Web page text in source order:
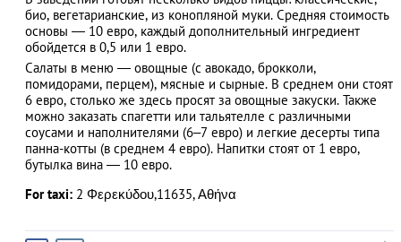
био, вегетарианские, из конопляной муки. Средняя стоимость
основы — 10 евро, каждый дополнительный ингредиент
обойдется в 0,5 или 1 евро.
Салаты в меню — овощные (с авокадо, брокколи,
помидорами, перцем), мясные и сырные. В среднем они стоят
6 евро, столько же здесь просят за овощные закуски. Также
можно заказать спагетти или тальятелле с различными
соусами и наполнителями (6–7 евро) и легкие десерты типа
панна-котты (в среднем 4 евро). Напитки стоят от 1 евро,
бутылка вина — 10 евро.
For taxi: 2 Φερεκύδου,11635, Αθήνα